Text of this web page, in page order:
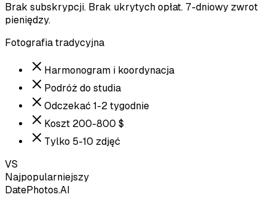
Brak subskrypcji. Brak ukrytych opłat. 7-dniowy zwrot
pieniędzy.
Fotografia tradycyjna
Harmonogram i koordynacja
Podróż do studia
Odczekać 1-2 tygodnie
Koszt 200-800 $
Tylko 5-10 zdjęć
VS
Najpopularniejszy
DatePhotos.AI